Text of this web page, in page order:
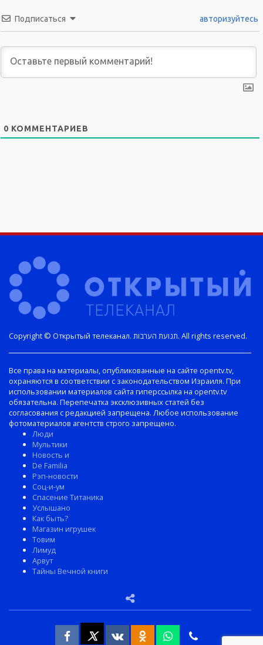
Подписаться авторизуйтесь
0 КОММЕНТАРИЕВ
Copyright © Открытый телеканал. תנועת הערבות. All rights reserved.
Все права на материалы, опубликованные на сайте opentv.tv,
охраняются в соответствии с законодательством Израиля. При
использовании материалов сайта гиперссылка на opentv.tv
обязательна. Перепечатка эксклюзивных статей без
согласования с редакцией запрещена. Любое использование
фотоматериалов агентств строго запрещено.
Люди
Мультики
Новость и
De Familia
Рэп-новости
Соц-и-ум
Спасение Титаника
Услышано
Как быть?
Магазин игрушек
Товим
Лимуд
Арвут
Тайны Вечной книги